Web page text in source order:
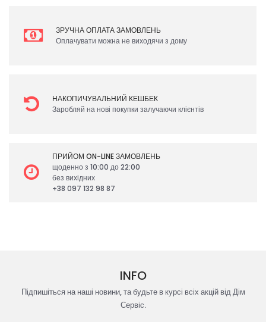
ЗРУЧНА ОПЛАТА ЗАМОВЛЕНЬ
Оплачувати можна не виходячи з дому
НАКОПИЧУВАЛЬНИЙ КЕШБЕК
Заробляй на нові покупки залучаючи клієнтів
ПРИЙОМ ON-LINE ЗАМОВЛЕНЬ
щоденно з 10:00 до 22:00
без вихідних
+38 097 132 98 87
INFO
Підпишіться на наші новини, та будьте в курсі всіх акцій від Дім
Сервіс.